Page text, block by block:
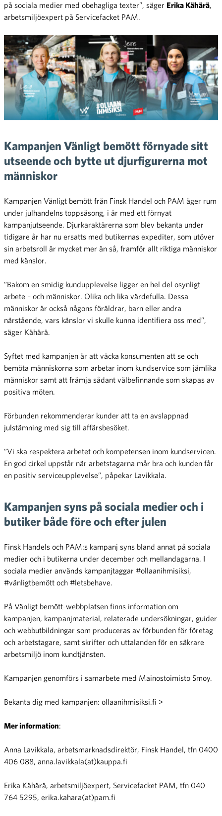
på sociala medier med obehagliga texter”, säger Erika Kähärä,
arbetsmiljöexpert på Servicefacket PAM.
Kampanjen Vänligt bemött förnyade sitt
utseende och bytte ut djurfigurerna mot
människor
Kampanjen Vänligt bemött från Finsk Handel och PAM äger rum
under julhandelns toppsäsong, i år med ett förnyat
kampanjutseende. Djurkaraktärerna som blev bekanta under
tidigare år har nu ersatts med butikernas expediter, som utöver
sin arbetsroll är mycket mer än så, framför allt riktiga människor
med känslor.
”Bakom en smidig kundupplevelse ligger en hel del osynligt
arbete – och människor. Olika och lika värdefulla. Dessa
människor är också någons föräldrar, barn eller andra
närstående, vars känslor vi skulle kunna identifiera oss med”,
säger Kähärä.
Syftet med kampanjen är att väcka konsumenten att se och
bemöta människorna som arbetar inom kundservice som jämlika
människor samt att främja sådant välbefinnande som skapas av
positiva möten.
Förbunden rekommenderar kunder att ta en avslappnad
julstämning med sig till affärsbesöket.
”Vi ska respektera arbetet och kompetensen inom kundservicen.
En god cirkel uppstår när arbetstagarna mår bra och kunden får
en positiv serviceupplevelse”, påpekar Lavikkala.
Kampanjen syns på sociala medier och i
butiker både före och efter julen
Finsk Handels och PAM:s kampanj syns bland annat på sociala
medier och i butikerna under december och mellandagarna. I
sociala medier används kampanjtaggar #ollaanihmisiksi,
#vänligtbemött och #letsbehave.
På Vänligt bemött-webbplatsen finns information om
kampanjen, kampanjmaterial, relaterade undersökningar, guider
och webbutbildningar som produceras av förbunden för företag
och arbetstagare, samt skrifter och uttalanden för en säkrare
arbetsmiljö inom kundtjänsten.
Kampanjen genomförs i samarbete med Mainostoimisto Smoy.
Bekanta dig med kampanjen: ollaanihmisiksi.fi >
Mer information:
Anna Lavikkala, arbetsmarknadsdirektör, Finsk Handel, tfn 0400
406 088, anna.lavikkala(at)kauppa.fi
Erika Kähärä, arbetsmiljöexpert, Servicefacket PAM, tfn 040
764 5295, erika.kahara(at)pam.fi